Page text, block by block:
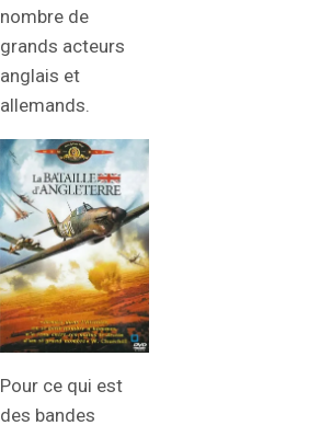
nombre de
grands acteurs
anglais et
allemands.
Pour ce qui est
des bandes